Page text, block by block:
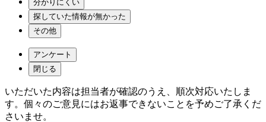
分かりにくい
探していた情報が無かった
その他
アンケート
閉じる
いただいた内容は担当者が確認のうえ、順次対応いたしま
す。個々のご意見にはお返事できないことを予めご了承くだ
さいませ。